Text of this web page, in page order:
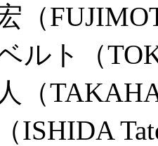
ト（